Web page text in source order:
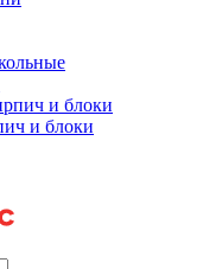
и блоки